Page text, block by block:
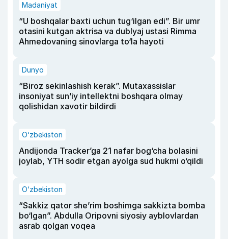
Madaniyat
“U boshqalar baxti uchun tug‘ilgan edi”. Bir umr
otasini kutgan aktrisa va dublyaj ustasi Rimma
Ahmedovaning sinovlarga to‘la hayoti
Dunyo
“Biroz sekinlashish kerak”. Mutaxassislar
insoniyat sun’iy intellektni boshqara olmay
qolishidan xavotir bildirdi
O‘zbekiston
Andijonda Tracker’ga 21 nafar bog‘cha bolasini
joylab, YTH sodir etgan ayolga sud hukmi o‘qildi
O‘zbekiston
“Sakkiz qator she’rim boshimga sakkizta bomba
bo‘lgan”. Abdulla Oripovni siyosiy ayblovlardan
asrab qolgan voqea